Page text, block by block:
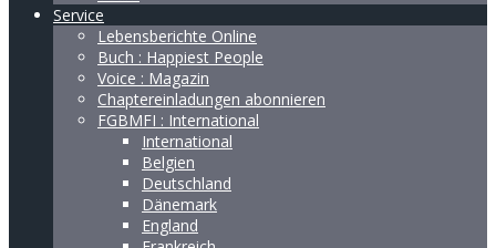
Service
Lebensberichte Online
Buch : Happiest People
Voice : Magazin
Chaptereinladungen abonnieren
FGBMFI : International
International
Belgien
Deutschland
Dänemark
England